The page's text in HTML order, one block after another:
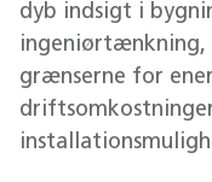
dyb indsigt i
grænserne for